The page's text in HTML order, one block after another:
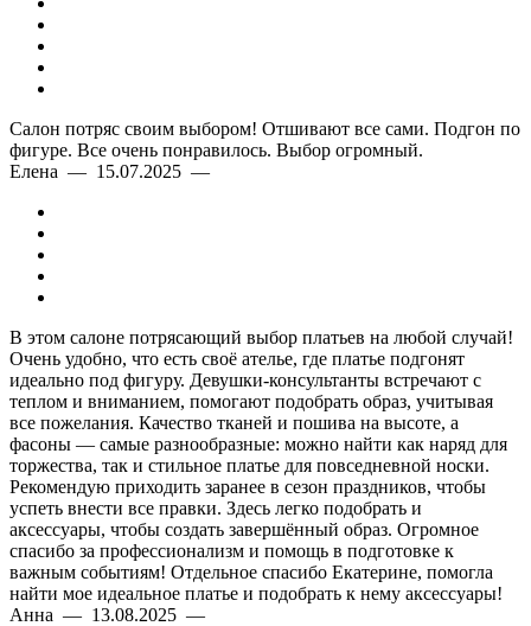
Салон потряс своим выбором! Отшивают все сами. Подгон по
фигуре. Все очень понравилось. Выбор огромный.
Елена — 15.07.2025 —
В этом салоне потрясающий выбор платьев на любой случай!
Очень удобно, что есть своё ателье, где платье подгонят
идеально под фигуру. Девушки-консультанты встречают с
теплом и вниманием, помогают подобрать образ, учитывая
все пожелания. Качество тканей и пошива на высоте, а
фасоны — самые разнообразные: можно найти как наряд для
торжества, так и стильное платье для повседневной носки.
Рекомендую приходить заранее в сезон праздников, чтобы
успеть внести все правки. Здесь легко подобрать и
аксессуары, чтобы создать завершённый образ. Огромное
спасибо за профессионализм и помощь в подготовке к
важным событиям! Отдельное спасибо Екатерине, помогла
найти мое идеальное платье и подобрать к нему аксессуары!
Анна — 13.08.2025 —